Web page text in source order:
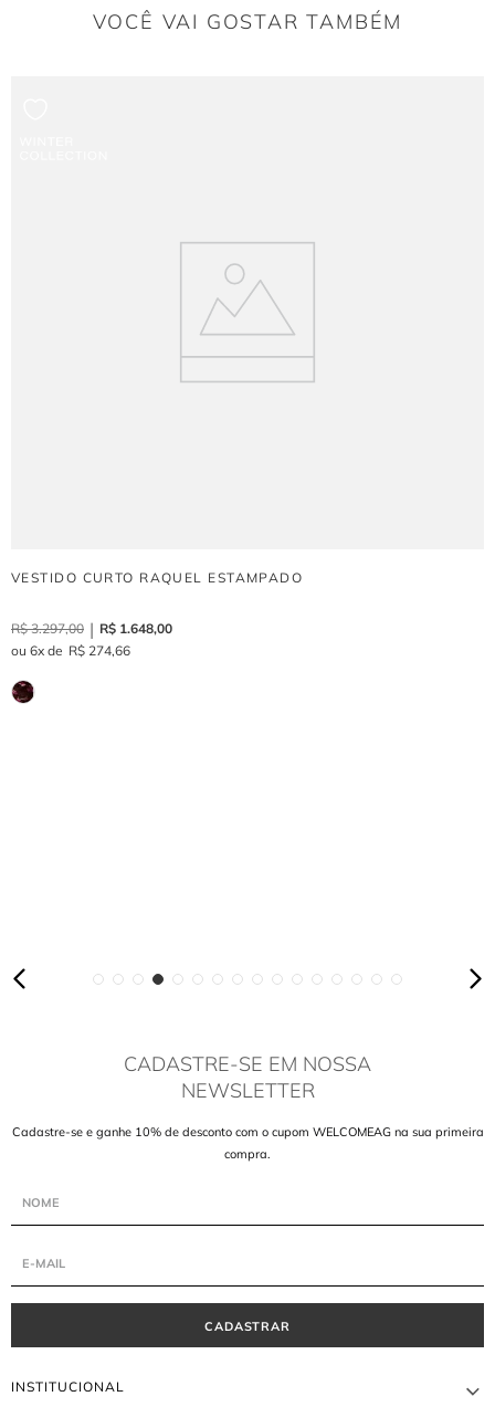
Saia franzida em camadas
VOCÊ VAI GOSTAR TAMBÉM
VESTIDO CURTO RAQUEL ESTAMPADO
R$ 3.297,00 R$ 1.648,00
6
R$ 274,66
CADASTRE-SE EM NOSSA
NEWSLETTER
Cadastre-se e ganhe 10% de desconto com o cupom WELCOMEAG na sua primeira
compra.
CADASTRAR
INSTITUCIONAL